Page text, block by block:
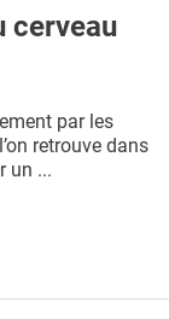
liste
cerveau
par les
retrouve dans
un ...